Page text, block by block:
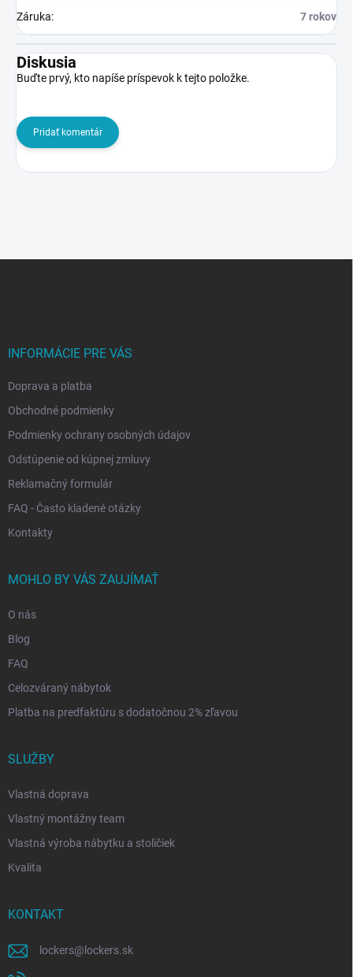
Záruka: 7 rokov
Diskusia
Buďte prvý, kto napíše príspevok k tejto položke.
Pridať komentár
INFORMÁCIE PRE VÁS
Doprava a platba
Obchodné podmienky
Podmienky ochrany osobných údajov
Odstúpenie od kúpnej zmluvy
Reklamačný formulár
FAQ - Často kladené otázky
Kontakty
MOHLO BY VÁS ZAUJÍMAŤ
O nás
Blog
FAQ
Celozváraný nábytok
Platba na predfaktúru s dodatočnou 2% zľavou
SLUŽBY
Vlastná doprava
Vlastný montážny team
Vlastná výroba nábytku a stoličiek
Kvalita
KONTAKT
lockers@ lockers.sk